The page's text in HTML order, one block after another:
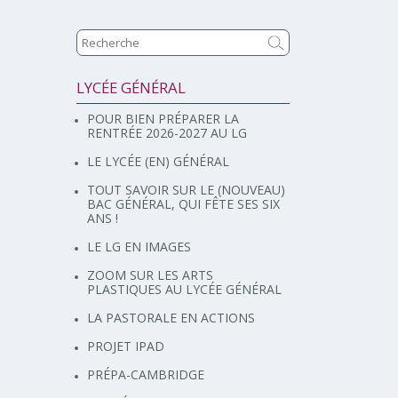
Navigation
LYCÉE GÉNÉRAL
POUR BIEN PRÉPARER LA
RENTRÉE 2026-2027 AU LG
LE LYCÉE (EN) GÉNÉRAL
TOUT SAVOIR SUR LE (NOUVEAU)
BAC GÉNÉRAL, QUI FÊTE SES SIX
ANS !
LE LG EN IMAGES
ZOOM SUR LES ARTS
PLASTIQUES AU LYCÉE GÉNÉRAL
LA PASTORALE EN ACTIONS
PROJET IPAD
PRÉPA-CAMBRIDGE